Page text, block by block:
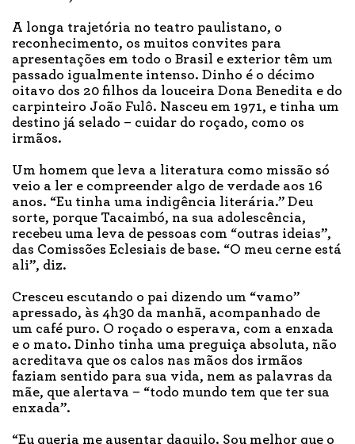
A longa trajetória no teatro paulistano, o
reconhecimento, os muitos convites para
apresentações em todo o Brasil e exterior têm um
passado igualmente intenso. Dinho é o décimo
oitavo dos 20 filhos da louceira Dona Benedita e do
carpinteiro João Fulô. Nasceu em 1971, e tinha um
destino já selado – cuidar do roçado, como os
irmãos.
Um homem que leva a literatura como missão só
veio a ler e compreender algo de verdade aos 16
anos. “Eu tinha uma indigência literária.” Deu
sorte, porque Tacaimbó, na sua adolescência,
recebeu uma leva de pessoas com “outras ideias”,
das Comissões Eclesiais de base. “O meu cerne está
ali”, diz.
Cresceu escutando o pai dizendo um “vamo”
apressado, às 4h30 da manhã, acompanhado de
um café puro. O roçado o esperava, com a enxada
e o mato. Dinho tinha uma preguiça absoluta, não
acreditava que os calos nas mãos dos irmãos
faziam sentido para sua vida, nem as palavras da
mãe, que alertava – “todo mundo tem que ter sua
enxada”.
“Eu queria me ausentar daquilo. Sou melhor que o